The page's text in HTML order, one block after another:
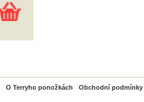
O Terryho ponožkách Obchodní podmínky
PayPal